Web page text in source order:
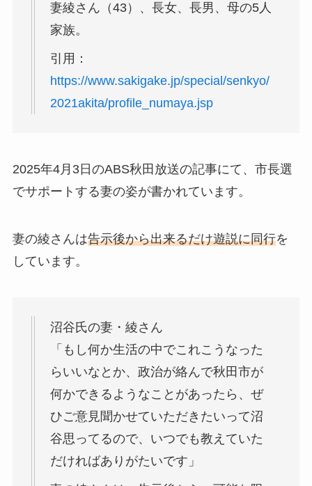
妻綾さん（43）、長女、長男、母の5人
家族。
引用：
https://www.sakigake.jp/special/senkyo/
2021akita/profile_numaya.jsp
2025年4月3日のABS秋田放送の記事にて、市長選
でサポートする妻の姿が書かれています。
妻の綾さんは告示後から出来るだけ遊説に同行を
しています。
沼谷氏の妻・綾さん
「もし何か生活の中でこれこうなった
らいいなとか、政治が絡んで秋田市が
何かできるようなことがあったら、ぜ
ひご意見聞かせていただきたいって沼
谷思ってるので、いつでも教えていた
だければありがたいです」